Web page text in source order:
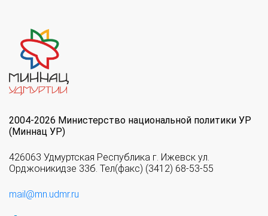
2004-2026 Министерство национальной политики УР
(Миннац УР)
426063 Удмуртская Республика г. Ижевск ул.
Орджоникидзе 33б. Тел(факс) (3412) 68-53-55
mail@mn.udmr.ru